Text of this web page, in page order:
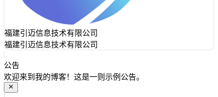
福建引迈信息技术有限公司
福建引迈信息技术有限公司
公告
欢迎来到我的博客！这是一则示例公告。